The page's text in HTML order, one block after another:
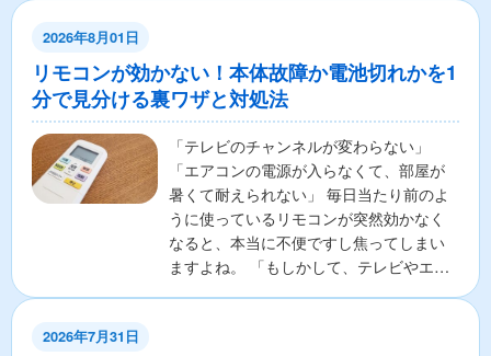
2026年8月01日
リモコンが効かない！本体故障か電池切れかを1
分で見分ける裏ワザと対処法
「テレビのチャンネルが変わらない」
「エアコンの電源が入らなくて、部屋が
暑くて耐えられない」 毎日当たり前のよ
うに使っているリモコンが突然効かなく
なると、本当に不便ですし焦ってしまい
ますよね。 「もしかして、テレビやエア
2026年7月31日